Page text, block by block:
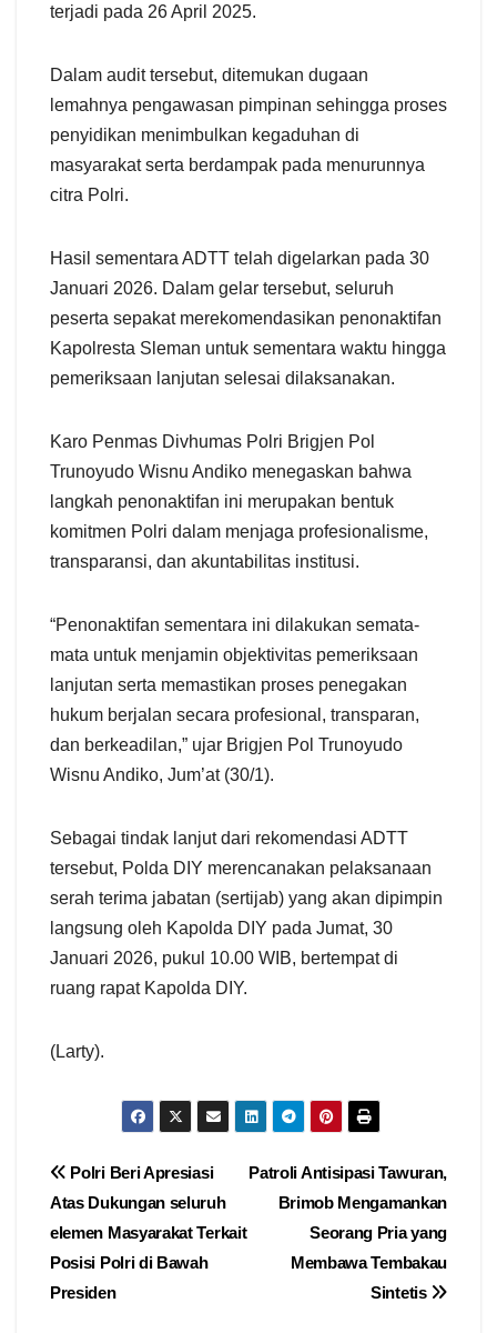
terjadi pada 26 April 2025.
Dalam audit tersebut, ditemukan dugaan
lemahnya pengawasan pimpinan sehingga proses
penyidikan menimbulkan kegaduhan di
masyarakat serta berdampak pada menurunnya
citra Polri.
Hasil sementara ADTT telah digelarkan pada 30
Januari 2026. Dalam gelar tersebut, seluruh
peserta sepakat merekomendasikan penonaktifan
Kapolresta Sleman untuk sementara waktu hingga
pemeriksaan lanjutan selesai dilaksanakan.
Karo Penmas Divhumas Polri Brigjen Pol
Trunoyudo Wisnu Andiko menegaskan bahwa
langkah penonaktifan ini merupakan bentuk
komitmen Polri dalam menjaga profesionalisme,
transparansi, dan akuntabilitas institusi.
“Penonaktifan sementara ini dilakukan semata-
mata untuk menjamin objektivitas pemeriksaan
lanjutan serta memastikan proses penegakan
hukum berjalan secara profesional, transparan,
dan berkeadilan,” ujar Brigjen Pol Trunoyudo
Wisnu Andiko, Jum’at (30/1).
Sebagai tindak lanjut dari rekomendasi ADTT
tersebut, Polda DIY merencanakan pelaksanaan
serah terima jabatan (sertijab) yang akan dipimpin
langsung oleh Kapolda DIY pada Jumat, 30
Januari 2026, pukul 10.00 WIB, bertempat di
ruang rapat Kapolda DIY.
(Larty).
Navigasi
pos
Patroli Antisipasi Tawuran,
Brimob Mengamankan
Seorang Pria yang
Membawa Tembakau
Sintetis
Polri Beri Apresiasi
Atas Dukungan seluruh
elemen Masyarakat Terkait
Posisi Polri di Bawah
Presiden